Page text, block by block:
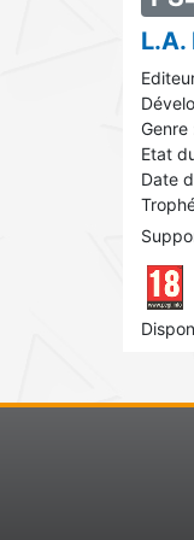
L.A.
Genre
Etat
Date